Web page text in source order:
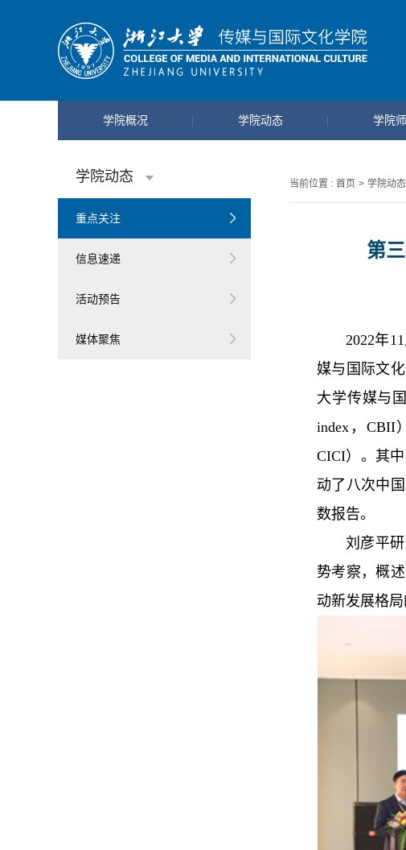
学院概况 学院动态 学院
学院动态
重点关注
信息速递
活动预告
媒体聚焦
当前位置 : 首页 > 学院动态
第
2022年
媒与国际文
大学传媒与
index，CBII
CICI）。其
动了八次中
数报告。
刘彦平
势考察，概
动新发展格